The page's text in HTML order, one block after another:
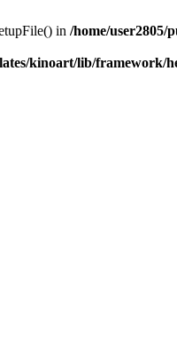
in /home/
kinoart/lib/framework/